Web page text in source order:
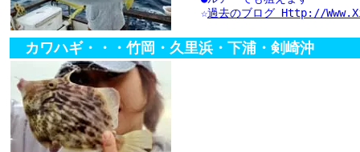
☆過去のブログ Http://
カワハギ・・・竹岡・久里浜・下浦・剣崎沖